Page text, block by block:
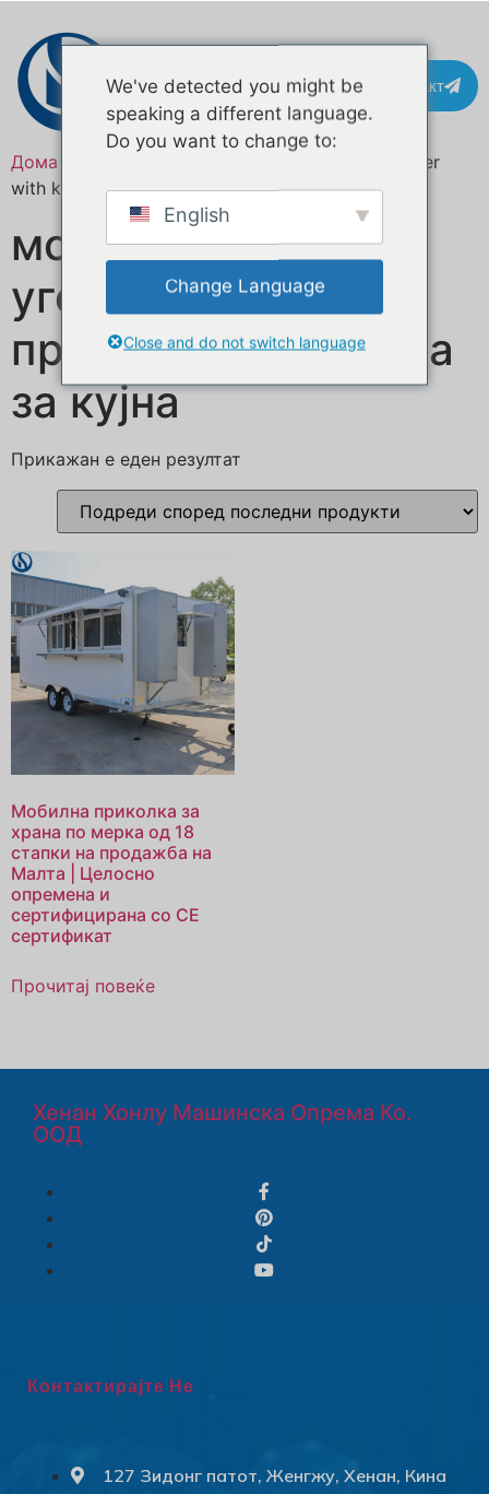
Контакт
Дома / Означени продукти “mobile catering trailer
with kitchen equipment”
мобилна
угостителска
приколка со опрема
за кујна
Прикажан е еден резултат
Мобилна приколка за
храна по мерка од 18
стапки на продажба на
Малта | Целосно
опремена и
сертифицирана со CE
сертификат
Прочитај повеќе
Хенан Хонлу Машинска Опрема Ко.
ООД
Контактирајте Не
127 Зидонг патот, Женгжу, Хенан, Кина
We've detected you might be
speaking a different language.
Do you want to change to:
English
Change Language
Close and do not switch language